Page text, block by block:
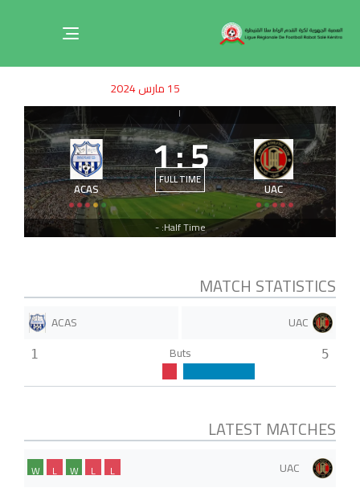
Toggle
IN:on:
15 مارس 2024
|
UAC
5
:
1FULL TIME
ACAS
Half Time: -
MATCH STATISTICS
UAC
ACAS
5
Buts
1
LATEST MATCHES
UAC
L
L
W
L
W